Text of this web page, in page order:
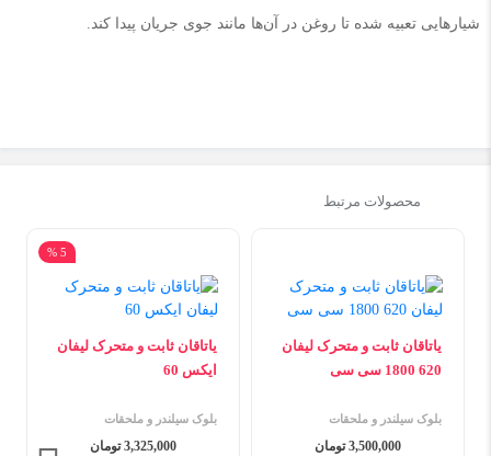
شیارهایی تعبیه شده تا روغن در آن‌ها مانند جوی جریان پیدا کند.
محصولات مرتبط
یاتاقان ثابت و متحرک لیفان
620 1800 سی سی
بلوک سیلندر و ملحقات
3,500,000 تومان
5 %
یاتاقان ثابت و متحرک لیفان
ایکس 60
بلوک سیلندر و ملحقات
3,325,000 تومان